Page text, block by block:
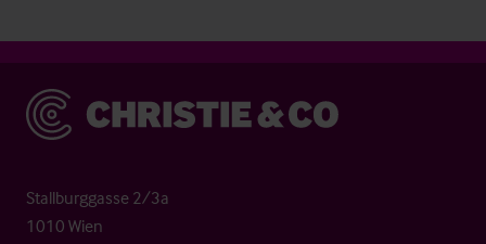
Christie & Co
Stallburggasse 2/3a
1010 Wien